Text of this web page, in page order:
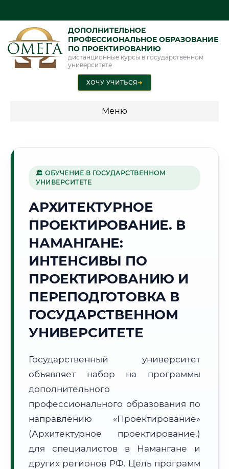
ДОПОЛНИТЕЛЬНОЕ
ПРОФЕССИОНАЛЬНОЕ ОБРАЗОВАНИЕ
ПО ПРОЕКТИРОВАНИЮ
дистанционные курсы в государственном
университете
ХОЧУ УЧИТЬСЯ➜
Меню
🌸
Г. НАМАНГАН
18:33:25
2026 г.
Погода в г. Наманган: ☀️ +35°C,Ясно
🌅 Восход: 05:17 🌇 Закат:19:20
Субъект:
Республика Узбекистан
Часовой пояс:
Формат учебы:
Дистанционно
🗺️ Зона обслуживания: г. Наманган
🏛 ОБУЧЕНИЕ В ГОСУДАРСТВЕННОМ
УНИВЕРСИТЕТЕ
АРХИТЕКТУРНОЕ
ПРОЕКТИРОВАНИЕ. В
НАМАНГАНЕ:
ИНТЕНСИВЫ ПО
ПРОЕКТИРОВАНИЮ И
ПЕРЕПОДГОТОВКА В
ГОСУДАРСТВЕННОМ
УНИВЕРСИТЕТЕ
Государственный университет
объявляет набор на программы
дополнительного
профессионального образования по
направлению «Проектирование»
(Архитектурное проектирование.)
для специалистов в Намангане и
других регионов РФ. Цель программ